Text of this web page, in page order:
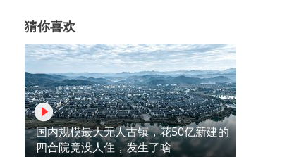
猜你喜欢
国内规模最大无人古镇，花50亿新建的
四合院竟没人住，发生了啥